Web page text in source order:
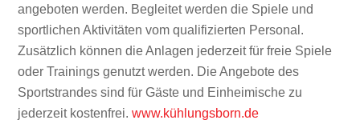
angeboten werden. Begleitet werden die Spiele und
sportlichen Aktivitäten vom qualifizierten Personal.
Zusätzlich können die Anlagen jederzeit für freie Spiele
oder Trainings genutzt werden. Die Angebote des
Sportstrandes sind für Gäste und Einheimische zu
jederzeit kostenfrei.www.kühlungsborn.de